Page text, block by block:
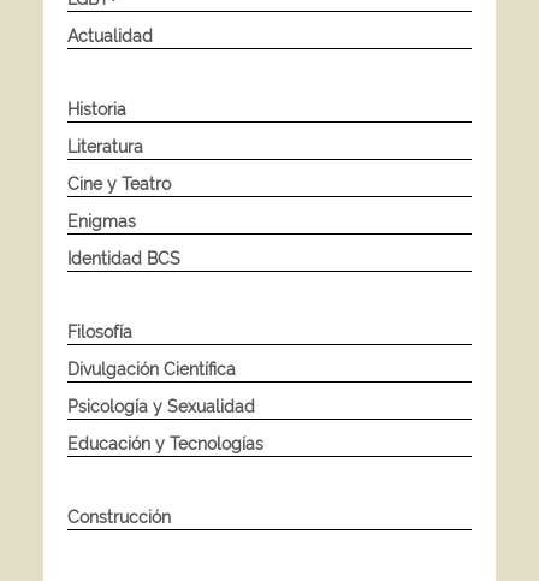
Actualidad
Historia
Literatura
Cine y Teatro
Enigmas
Identidad BCS
Filosofía
Divulgación Científica
Psicología y Sexualidad
Educación y Tecnologías
Construcción